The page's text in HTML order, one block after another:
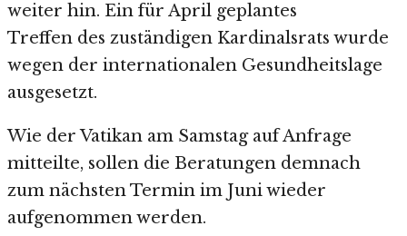
weiter hin. Ein für April geplantes
Treffen des zuständigen Kardinalsrats wurde
wegen der internationalen Gesundheitslage
ausgesetzt.
Wie der Vatikan am Samstag auf Anfrage
mitteilte, sollen die Beratungen demnach
zum nächsten Termin im Juni wieder
aufgenommen werden.